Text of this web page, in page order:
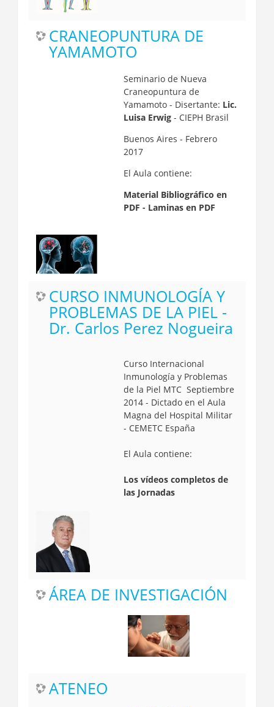
CRANEOPUNTURA DE
YAMAMOTO
Seminario de Nueva
Craneopuntura de
Yamamoto - Disertante: Lic.
Luisa Erwig - CIEPH Brasil
Buenos Aires - Febrero
2017
El Aula contiene:
Material Bibliográfico en
PDF - Laminas en PDF
CURSO INMUNOLOGÍA Y
PROBLEMAS DE LA PIEL -
Dr. Carlos Perez Nogueira
Curso Internacional
Inmunología y Problemas
de la Piel MTC Septiembre
2014 - Dictado en el Aula
Magna del Hospital Militar
- CEMETC España
El Aula contiene:
Los vídeos completos de
las Jornadas
ÁREA DE INVESTIGACIÓN
ATENEO